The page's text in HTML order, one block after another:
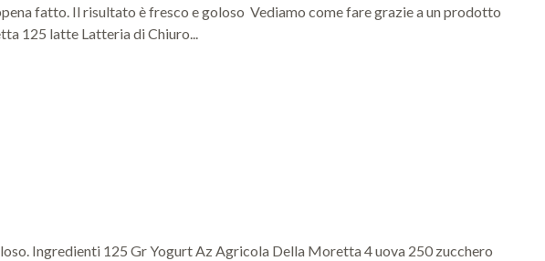
fatto. Il risultato è fresco e goloso Vediamo come fare grazie a un prodotto
125 latte Latteria di Chiuro...
Ingredienti 125 Gr Yogurt Az Agricola Della Moretta 4 uova 250 zucchero